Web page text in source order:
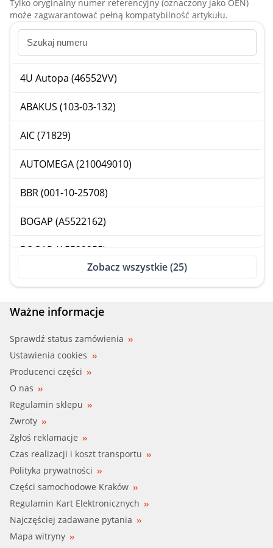
Tylko oryginalny numer referencyjny (oznaczony jako OEN)
może zagwarantować pełną kompatybilność artykułu.
4U Autopa (46552VV)
ABAKUS (103-03-132)
AIC (71829)
AUTOMEGA (210049010)
BBR (001-10-25708)
BOGAP (A5522162)
BOGAP (A5522255)
HBELPARTS (65451164)
HOFFER (H209156)
METZGER (2220522)
MTR (12127246)
NTY (EDS-VW-030)
OSSCA (29062)
PATRON (PHW173)
SWAG (33 10 3000)
Zobacz wszystkie (25)
Ważne informacje
Sprawdź status zamówienia
Ustawienia cookies
Producenci części
O nas
Regulamin sklepu
Zwroty
Zgłoś reklamacje
Czas realizacji i koszt transportu
Polityka prywatności
Części samochodowe Kraków
Regulamin Kart Elektronicznych
Najczęściej zadawane pytania
Mapa witryny